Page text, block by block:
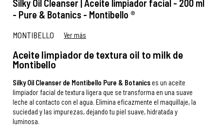
Silky Oil Cleanser | Aceite limpiador facial - 200 ml
- Pure & Botanics - Montibello ®
MONTIBELLO Ver más
Aceite limpiador de textura oil to milk de
Montibello
Silky Oil Cleanser de Montibello Pure & Botanicses un aceite
limpiador facial de textura ligera que se transforma en una suave
leche al contacto con el agua. Elimina eficazmente el maquillaje, la
suciedad y las impurezas, dejando tu piel suave, hidratada y
luminosa.